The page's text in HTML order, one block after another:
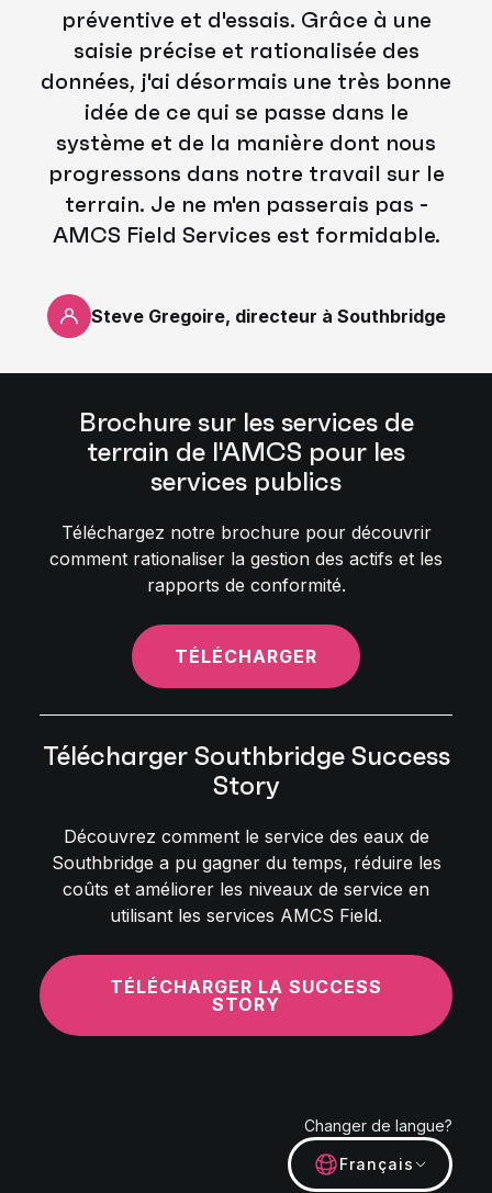
préventive et d'essais. Grâce à une
saisie précise et rationalisée des
données, j'ai désormais une très bonne
idée de ce qui se passe dans le
système et de la manière dont nous
progressons dans notre travail sur le
terrain. Je ne m'en passerais pas -
AMCS Field Services est formidable.
Steve Gregoire, directeur à Southbridge
Brochure sur les services de
terrain de l'AMCS pour les
services publics
Téléchargez notre brochure pour découvrir
comment rationaliser la gestion des actifs et les
rapports de conformité.
TÉLÉCHARGER
Télécharger Southbridge Success
Story
Découvrez comment le service des eaux de
Southbridge a pu gagner du temps, réduire les
coûts et améliorer les niveaux de service en
utilisant les services AMCS Field.
TÉLÉCHARGER LA SUCCESS
STORY
Changer de langue?
Français